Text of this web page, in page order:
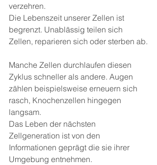
verzehren.
Die Lebenszeit unserer Zellen ist
begrenzt. Unablässig teilen sich
Zellen, reparieren sich oder sterben ab.
Manche Zellen durchlaufen diesen
Zyklus schneller als andere. Augen
zählen beispielsweise erneuern sich
rasch, Knochenzellen hingegen
langsam.
Das Leben der nächsten
Zellgeneration ist von den
Informationen geprägt die sie ihrer
Umgebung entnehmen.